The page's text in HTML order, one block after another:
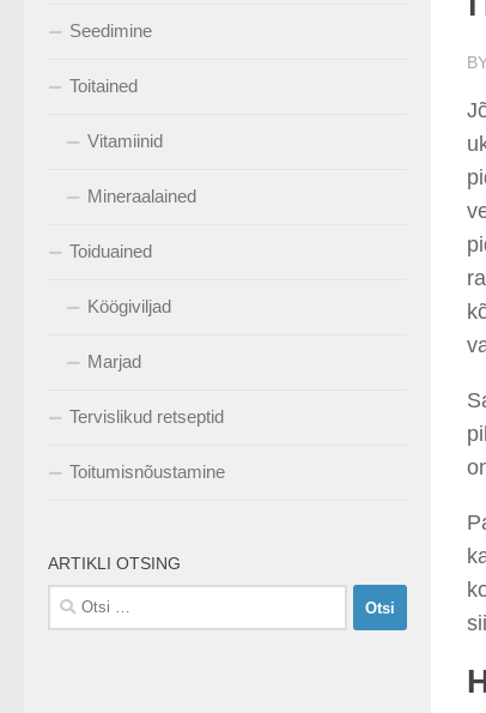
Seedimine
Toitained
Vitamiinid
Mineraalained
Toiduained
Köögiviljad
Marjad
Tervislikud retseptid
Toitumisnõustamine
ARTIKLI OTSING
Otsi: